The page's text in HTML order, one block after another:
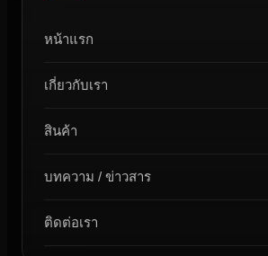
หน้าแรก
เกี่ยวกับเรา
สินค้า
บทความ / ข่าวสาร
ติดต่อเรา